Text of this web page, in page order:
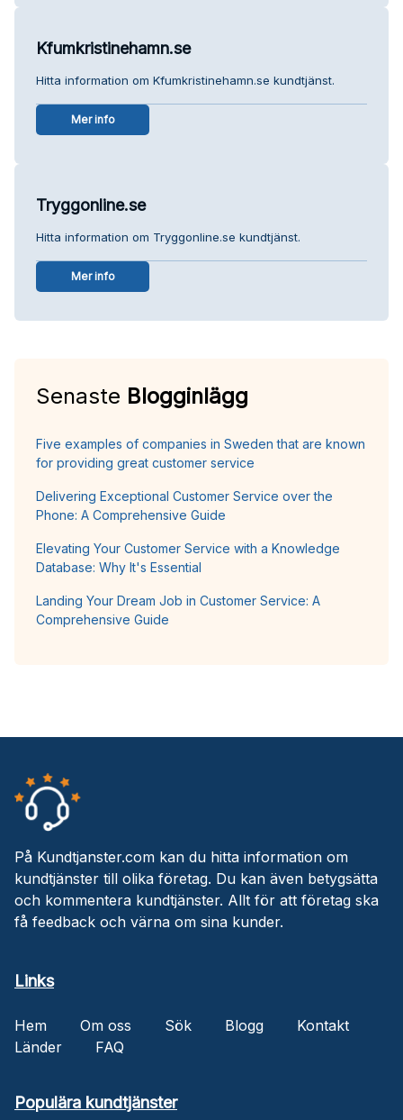
Kfumkristinehamn.se
Hitta information om Kfumkristinehamn.se kundtjänst.
Mer info
Tryggonline.se
Hitta information om Tryggonline.se kundtjänst.
Mer info
Senaste Blogginlägg
Five examples of companies in Sweden that are known
for providing great customer service
Delivering Exceptional Customer Service over the
Phone: A Comprehensive Guide
Elevating Your Customer Service with a Knowledge
Database: Why It's Essential
Landing Your Dream Job in Customer Service: A
Comprehensive Guide
På Kundtjanster.com kan du hitta information om
kundtjänster till olika företag. Du kan även betygsätta
och kommentera kundtjänster. Allt för att företag ska
få feedback och värna om sina kunder.
Links
Hem Om oss Sök Blogg
Kontakt
Länder
FAQ
Populära kundtjänster